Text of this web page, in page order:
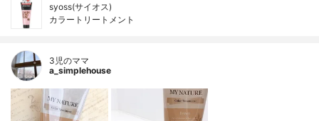
syoss(サイオス)
カラートリートメント
3児のママ
a_simplehouse